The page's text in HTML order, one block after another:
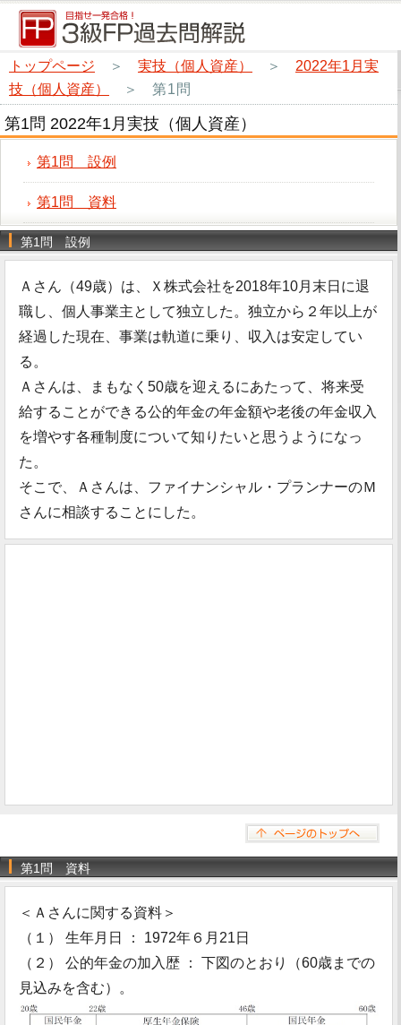
トップページ ＞ 実技（個人資産） ＞ 2022年1月実
技（個人資産）
＞ 第1問
第1問 2022年1月実技（個人資産）
第1問 設例
第1問 資料
第1問 設例
Ａさん（49歳）は、Ｘ株式会社を2018年10月末日に退
職し、個人事業主として独立した。独立から２年以上が
経過した現在、事業は軌道に乗り、収入は安定してい
る。
Ａさんは、まもなく50歳を迎えるにあたって、将来受
給することができる公的年金の年金額や老後の年金収入
を増やす各種制度について知りたいと思うようになっ
た。
そこで、Ａさんは、ファイナンシャル・プランナーのＭ
さんに相談することにした。
第1問 資料
＜Ａさんに関する資料＞
（１） 生年月日 ： 1972年６月21日
（２） 公的年金の加入歴 ： 下図のとおり（60歳までの
見込みを含む）。